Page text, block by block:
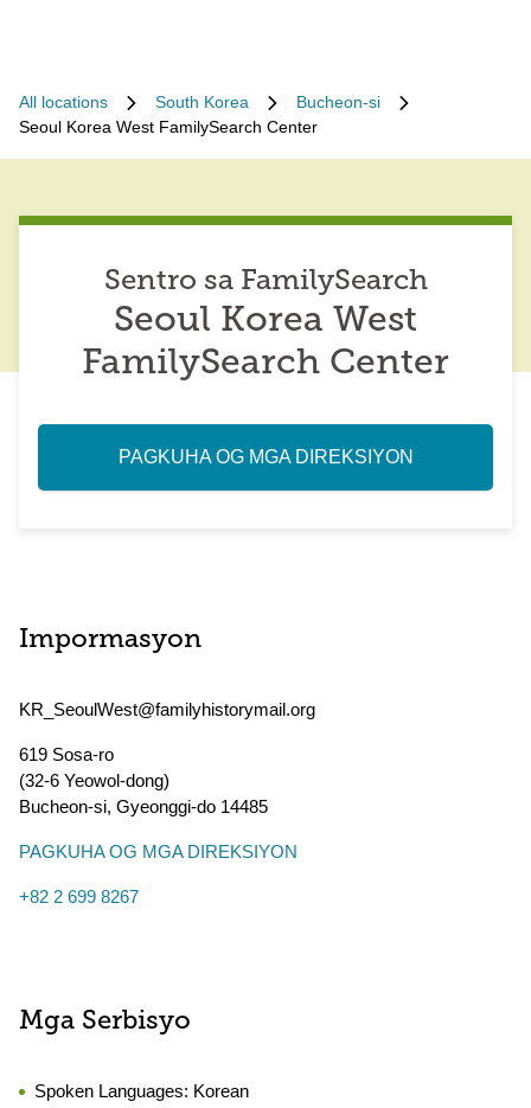
All locations South Korea
Bucheon-si
Seoul Korea West FamilySearch Center
Sentro sa FamilySearch
Seoul Korea West
FamilySearch Center
PAGKUHA OG MGA DIREKSIYON
Impormasyon
KR_SeoulWest@familyhistorymail.org
619 Sosa-ro
(32-6 Yeowol-dong)
Bucheon-si, Gyeonggi-do 14485
PAGKUHA OG MGA DIREKSIYON
+82 2 699 8267
Mga Serbisyo
Spoken Languages: Korean